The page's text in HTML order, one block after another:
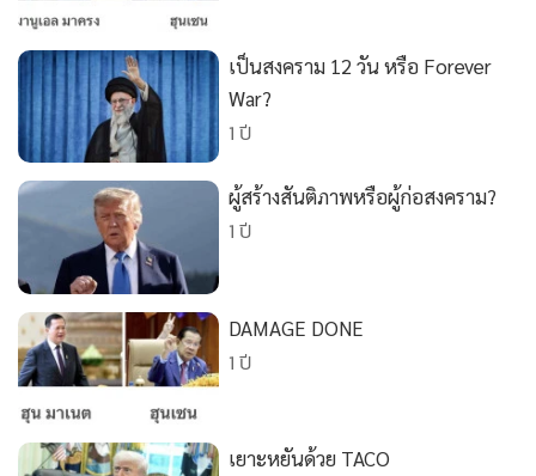
• ชุมชน-คุณภาพชีวิต
• อาชญากรรม
Motoring
เกม
• วิทยาศาสตร์
• อินโดจีน
• กองทุนรวม
• Celeb Online
• Factcheck
•
• News1
เป็นสงคราม 12 วัน หรือ Forever
War?
1 ปี
ผู้สร้างสันติภาพหรือผู้ก่อสงคราม?
1 ปี
DAMAGE DONE
1 ปี
เยาะหยันด้วย TACO